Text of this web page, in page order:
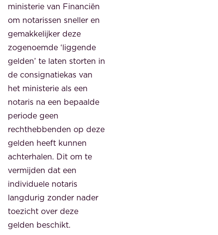
ministerie van Financiën
om notarissen sneller en
gemakkelijker deze
zogenoemde ‘liggende
gelden’ te laten storten in
de consignatiekas van
het ministerie als een
notaris na een bepaalde
periode geen
rechthebbenden op deze
gelden heeft kunnen
achterhalen. Dit om te
vermijden dat een
individuele notaris
langdurig zonder nader
toezicht over deze
gelden beschikt.